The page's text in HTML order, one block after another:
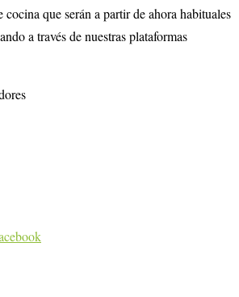
cocina que serán a partir de ahora habituales
a través de nuestras plataformas